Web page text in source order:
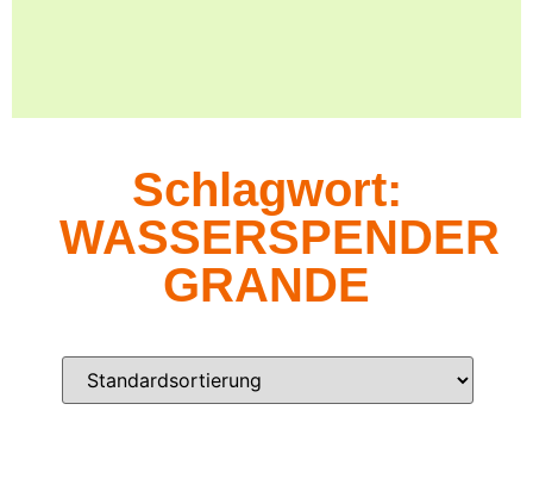
Schlagwort:
WASSERSPENDER
GRANDE